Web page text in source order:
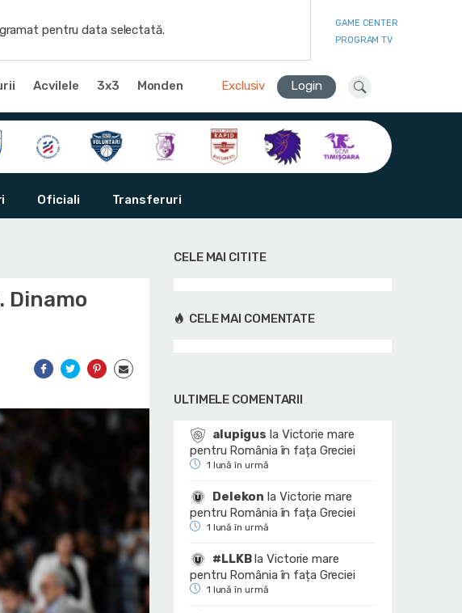
pentru data selectată.
GAME CENTER
PROGRAM TV
Acvilele 3x3 Monden Exclusiv Login
Oficiali Transferuri
Dinamo
CELE MAI CITITE
CELE MAI COMENTATE
ULTIMELE COMENTARII
alupigus la Victorie mare
pentru România în fața Greciei
1 lună în urmă
Delekon la Victorie mare
pentru România în fața Greciei
1 lună în urmă
#LLKBlaVictorie mare
pentru România în fața Greciei
1 lună în urmă